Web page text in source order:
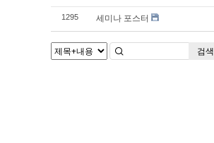
1295 세미나 포스터
검색